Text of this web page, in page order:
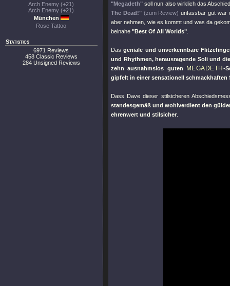
Arch Enemy (+21)
Arch Enemy (+21)
München
Rose Tattoo
Statistics
6971 Reviews
458 Classic Reviews
284 Unsigned Reviews
"Megadeth" soll nun also wirklich das
The Dead!" (zum Review) unfassbar gut war
aber nehmen, wie es kommt und was da
beinahe "Best Of All Worlds"
Dasgeniale und unverkennbare
und Rhythmen, herausragende Soli und
zehn ausnahmslos guten
MEGADETH -
gipfelt in einer sensationell schmackhaften
Dass Dave dieser stilsicheren
standesgemäß und wohlverdient den
ehrenwert und stilsicher